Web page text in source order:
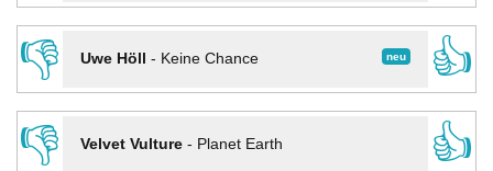
👎
neu
Uwe Höll - Keine Chance
👍
👎
Velvet Vulture- Planet Earth
👍